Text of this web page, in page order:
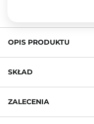
OPIS PRODUKTU
SKŁAD
ZALECENIA